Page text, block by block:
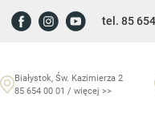
tel. 85
Białystok, Św. Kazimierza 2
85 654 00 01 / więcej >>